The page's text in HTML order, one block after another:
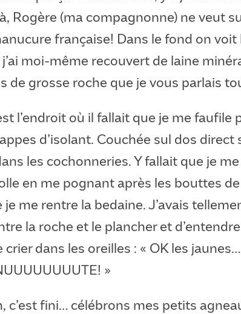
Rogère (ma compagnonne) ne veut
française! Dans le fond on
j’ai moi-même recouvert de laine
de grosse roche que je vous parlais
l’endroit où il fallait que je me faufile
d’isolant. Couchée sul dos direct
les cochonneries. Y fallait que je
en me pognant après les bouttes
je me rentre la bedaine. J’avais
la roche et le plancher et
crier dans les oreilles : « OK les
»
c’est fini… célébrons mes petits